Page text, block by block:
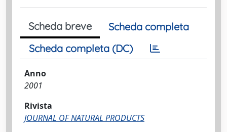
Scheda breve
Scheda completa
Scheda completa (DC)
Anno
2001
Rivista
JOURNAL OF NATURAL PRODUCTS